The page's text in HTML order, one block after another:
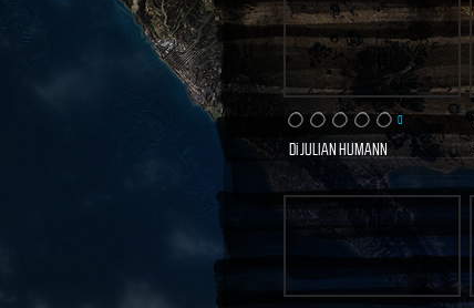
3 VISITE
SCOPRI E VOTA
ORA
2 VISITE
SCOPRI E VOTA
ORA
0
Di JULIAN HUMANN